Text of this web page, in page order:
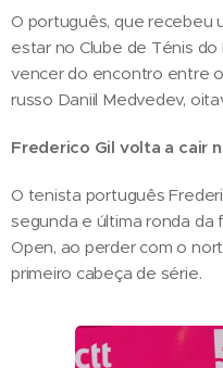
O português, que recebeu
estar no Clube de Ténis do
vencer do encontro entre
russo Daniil Medvedev,
Frederico Gil volta a cair
O tenista português
segunda e última ronda da
Open, ao perder com o
primeiro cabeça de série.